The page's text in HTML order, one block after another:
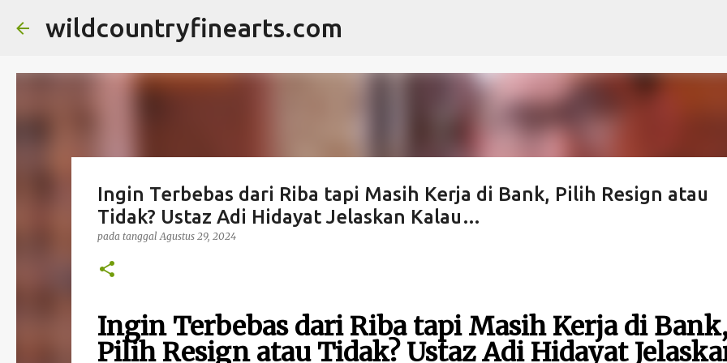
wildcountryfinearts.com
Ingin Terbebas dari Riba tapi Masih Kerja di Bank, Pilih Resign atau
Tidak? Ustaz Adi Hidayat Jelaskan Kalau…
pada tanggalAgustus 29, 2024
Ingin Terbebas dari Riba tapi Masih Kerja di
Pilih Resign atau Tidak? Ustaz Adi Hidayat